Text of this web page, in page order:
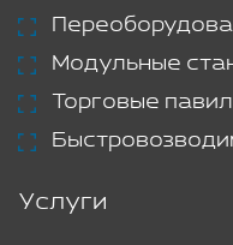
Модульные
Торговые
Услуги